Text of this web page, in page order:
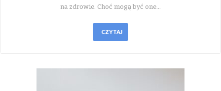
na zdrowie. Choć mogą być one…
CZYTAJ